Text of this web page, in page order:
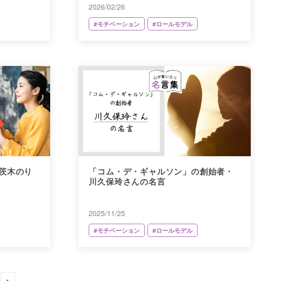
2026/02/26
#モチベーション #ロールモデル
木のり
「コム・デ・ギャルソン」の創始者・
川久保玲さんの名言
2025/11/25
#モチベーション #ロールモデル